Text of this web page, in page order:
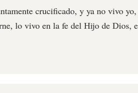
crucificado, y ya no vivo
lo vivo en la fe del Hijo de Dios,